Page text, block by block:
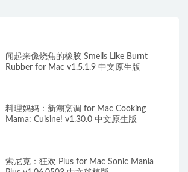
闻起来像烧焦的橡胶 Smells Like Burnt
Rubber for Mac v1.5.1.9 中文原生版
料理妈妈：新潮烹调 for Mac Cooking
Mama: Cuisine! v1.30.0 中文原生版
索尼克：狂欢 Plus for Mac Sonic Mania